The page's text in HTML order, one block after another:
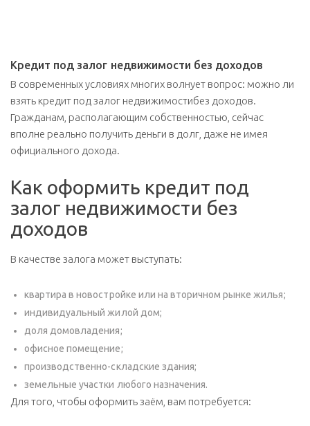
Кредит под залог недвижимости без доходов
В современных условиях многих волнует вопрос: можно ли
взять кредит под залог недвижимостибез доходов.
Гражданам, располагающим собственностью, сейчас
вполне реально получить деньги в долг, даже не имея
официального дохода.
Как оформить кредит под
залог недвижимости без
доходов
В качестве залога может выступать:
квартира в новостройке или на вторичном рынке жилья;
индивидуальный жилой дом;
доля домовладения;
офисное помещение;
производственно-складские здания;
земельные участки любого назначения.
Для того, чтобы оформить заём, вам потребуется: